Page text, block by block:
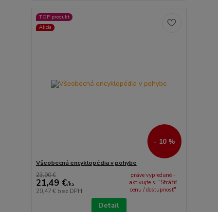
TOP produkt
Akcia
- 10 %
Všeobecná encyklopédia v pohybe
23,90 €
21,49 €/ks
20,47 € bez DPH
práve vypredané -
aktivujte si "Strážiť
cenu / dostupnosť"
Detail